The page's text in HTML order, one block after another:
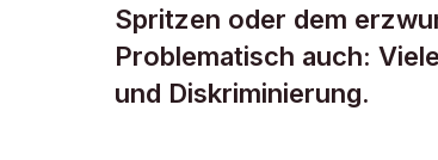
Spritzen oder dem
Problematisch auch:
und Diskriminierung.